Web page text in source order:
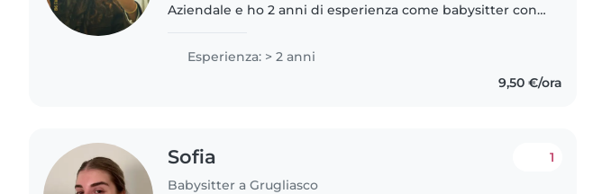
Aziendale e ho 2 anni di esperienza come babysitter con
Adoro disegnare,..
Esperienza: > 2 anni
9,50 €/ora
Sofia
Babysitter a Grugliasco
1